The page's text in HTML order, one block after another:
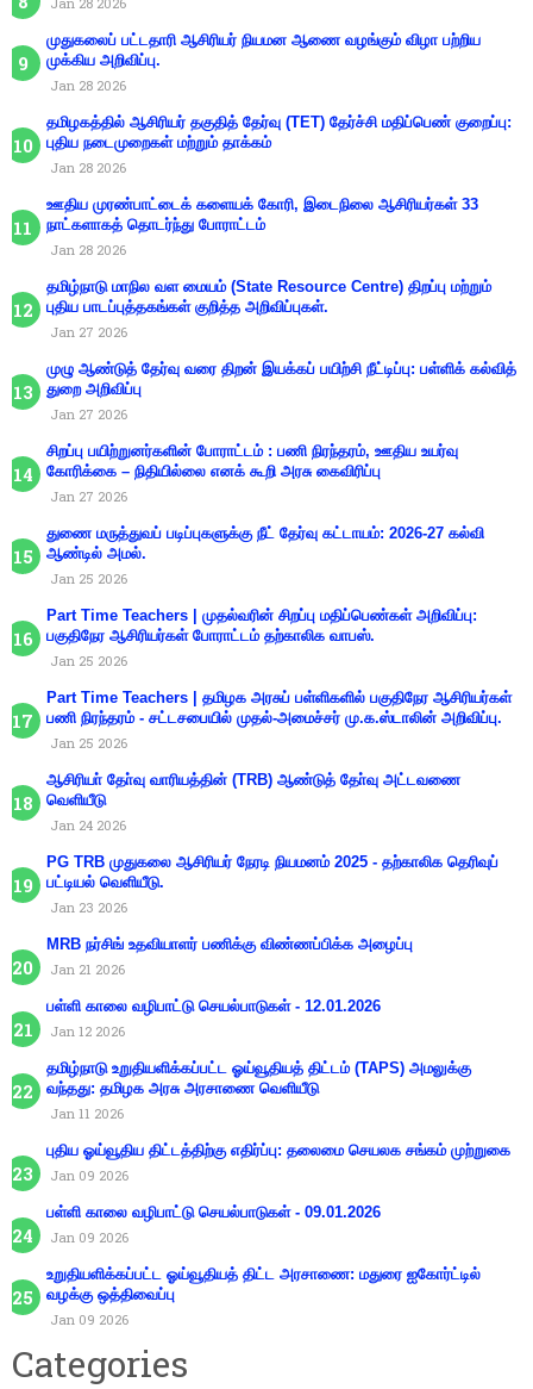
முதுகலைப் பட்டதாரி ஆசிரியர் நியமன ஆணை வழங்கும் விழா பற்றிய
முக்கிய அறிவிப்பு.
Jan 28 2026
தமிழகத்தில் ஆசிரியர் தகுதித் தேர்வு (TET) தேர்ச்சி மதிப்பெண் குறைப்பு:
புதிய நடைமுறைகள் மற்றும் தாக்கம்
Jan 28 2026
ஊதிய முரண்பாட்டைக் களையக் கோரி, இடைநிலை ஆசிரியர்கள் 33
நாட்களாகத் தொடர்ந்து போராட்டம்
Jan 28 2026
தமிழ்நாடு மாநில வள மையம் (State Resource Centre) திறப்பு மற்றும்
புதிய பாடப்புத்தகங்கள் குறித்த அறிவிப்புகள்.
Jan 27 2026
முழு ஆண்டுத் தேர்வு வரை திறன் இயக்கப் பயிற்சி நீட்டிப்பு: பள்ளிக் கல்வித்
துறை அறிவிப்பு
Jan 27 2026
சிறப்பு பயிற்றுனர்களின் போராட்டம் : பணி நிரந்தரம், ஊதிய உயர்வு
கோரிக்கை – நிதியில்லை எனக் கூறி அரசு கைவிரிப்பு
Jan 27 2026
துணை மருத்துவப் படிப்புகளுக்கு நீட் தேர்வு கட்டாயம்: 2026-27 கல்வி
ஆண்டில் அமல்.
Jan 25 2026
Part Time Teachers | முதல்வரின் சிறப்பு மதிப்பெண்கள் அறிவிப்பு:
பகுதிநேர ஆசிரியர்கள் போராட்டம் தற்காலிக வாபஸ்.
Jan 25 2026
Part Time Teachers | தமிழக அரசுப் பள்ளிகளில் பகுதிநேர ஆசிரியர்கள்
பணி நிரந்தரம் - சட்டசபையில் முதல்-அமைச்சர் மு.க.ஸ்டாலின் அறிவிப்பு.
Jan 25 2026
ஆசிரியா் தோ்வு வாரியத்தின் (TRB) ஆண்டுத் தோ்வு அட்டவணை
வெளியீடு
Jan 24 2026
PG TRB முதுகலை ஆசிரியர் நேரடி நியமனம் 2025 - தற்காலிக தெரிவுப்
பட்டியல் வெளியீடு.
Jan 23 2026
MRB நர்சிங் உதவியாளர் பணிக்கு விண்ணப்பிக்க அழைப்பு
Jan 21 2026
பள்ளி காலை வழிபாட்டு செயல்பாடுகள் - 12.01.2026
Jan 12 2026
தமிழ்நாடு உறுதியளிக்கப்பட்ட ஓய்வூதியத் திட்டம் (TAPS) அமலுக்கு
வந்தது: தமிழக அரசு அரசாணை வெளியீடு
Jan 11 2026
புதிய ஓய்வூதிய திட்டத்திற்கு எதிர்ப்பு: தலைமை செயலக சங்கம் முற்றுகை
Jan 09 2026
பள்ளி காலை வழிபாட்டு செயல்பாடுகள் - 09.01.2026
Jan 09 2026
உறுதியளிக்கப்பட்ட ஓய்வூதியத் திட்ட அரசாணை: மதுரை ஐகோர்ட்டில்
வழக்கு ஒத்திவைப்பு
Jan 09 2026
Categories